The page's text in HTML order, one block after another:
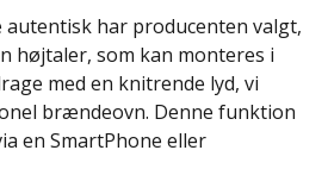
autentisk har producenten valgt,
højtaler, som kan monteres i
med en knitrende lyd, vi
brændeovn. Denne funktion
en SmartPhone eller